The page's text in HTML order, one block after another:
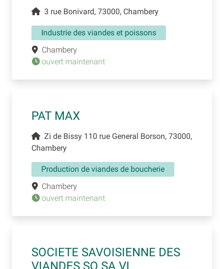
3 rue Bonivard, 73000, Chambery
Industrie des viandes et poissons
Chambery
ouvert maintenant
PAT MAX
Zi de Bissy 110 rue General Borson, 73000,
Chambery
Production de viandes de boucherie
Chambery
ouvert maintenant
SOCIETE SAVOISIENNE DES
VIANDES SO SA VI